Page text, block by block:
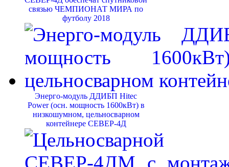
связью ЧЕМПИОНАТ МИРА по
футболу 2018
Энерго-модуль ДДИБП Hitec
Power (осн. мощность 1600кВт) в
низкошумном, цельносварном
контейнере СЕВЕР-4Д